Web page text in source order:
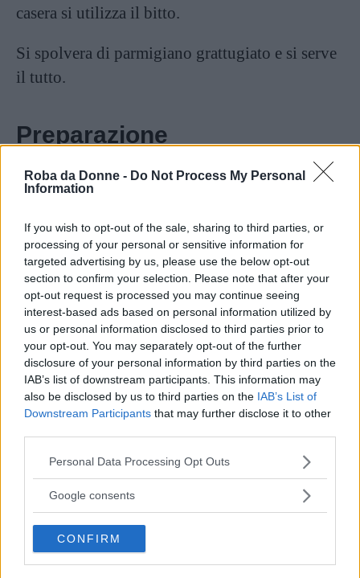
Roba da Donne - Do Not Process My Personal
Information
If you wish to opt-out of the sale, sharing to third parties, or
processing of your personal or sensitive information for
targeted advertising by us, please use the below opt-out
section to confirm your selection. Please note that after your
opt-out request is processed you may continue seeing
interest-based ads based on personal information utilized by
us or personal information disclosed to third parties prior to
your opt-out. You may separately opt-out of the further
disclosure of your personal information by third parties on the
IAB’s list of downstream participants. This information may
also be disclosed by us to third parties on the IAB’s List of
Downstream Participants that may further disclose it to other
Please note that this website/app uses one or more Google
not limited to your visit or usage behaviour. You may click to
use your data for below specified purposes in below Google
consent section.
Personal Data Processing Opt Outs
Google consents
CONFIRM
casera si utilizza il bitto.
Si spolvera di parmigiano grattugiato e si serve
il tutto.
Preparazione
Su una spianatoia mescolare le due farine e
ad ottenere un panetto compatto e
omogeneo. Avvolgete l’impasto in
pellicola trasparente e fatelo riposare per
30 minuti in frigorifero.
Trascorso questo tempo, stendete una
sfoglia di 3 millimetri e da qui ricavate
delle fasce di 7-8 centimetri. Sovrapponete
le fasce una sull’altra avendo cura di
spolverarle di farina prima in modo che
non si attacchino fra loro.
Tagliate le fasce nel senso della lunghezza
cercando di ottenere delle tagliatelle larghe
circa 5 millimetri. Lasciatele riposare
cosparse di farina.